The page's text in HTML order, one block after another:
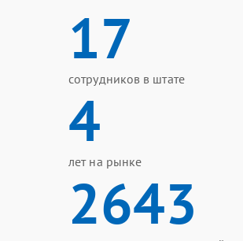
17
сотрудников в штате
4
лет на рынке
2643